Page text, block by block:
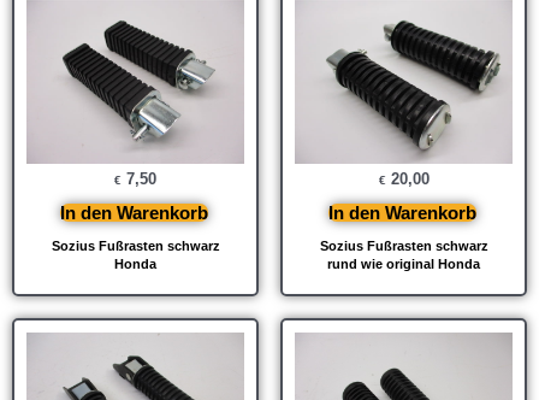
Sozius Fußrasten schwarz
Honda
€ 7,50
In den Warenkorb
Sozius Fußrasten schwarz
rund wie original Honda
€ 20,00
In den Warenkorb